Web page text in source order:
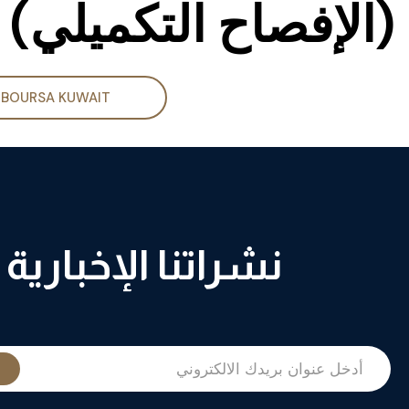
(الإفصاح التكميلي)
BOURSA KUWAIT
نشراتنا الإخبارية